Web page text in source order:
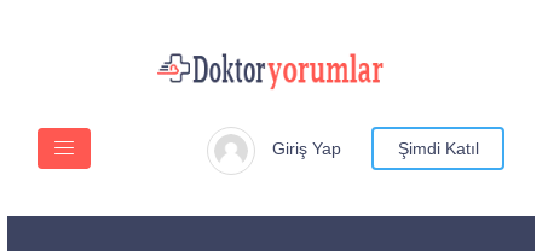
Giriş Yap Şimdi Katıl